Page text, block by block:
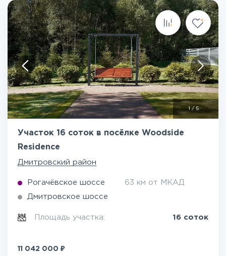
1/5
Участок 16 соток в посёлке Woodside
Residence
Дмитровский район
Рогачёвское шоссе 63 км от МКАД
Дмитровское шоссе
Площадь участка: 16 соток
11 042 000 ₽